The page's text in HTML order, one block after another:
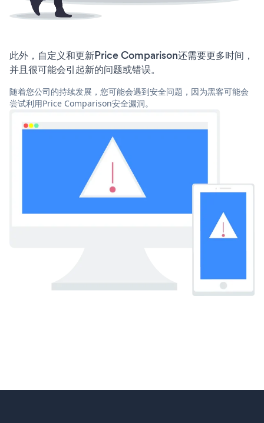
此外，自定义和更新Price Comparison还需要更多时间，
并且很可能会引起新的问题或错误。
随着您公司的持续发展，您可能会遇到安全问题，因为黑客可能会
尝试利用Price Comparison安全漏洞。